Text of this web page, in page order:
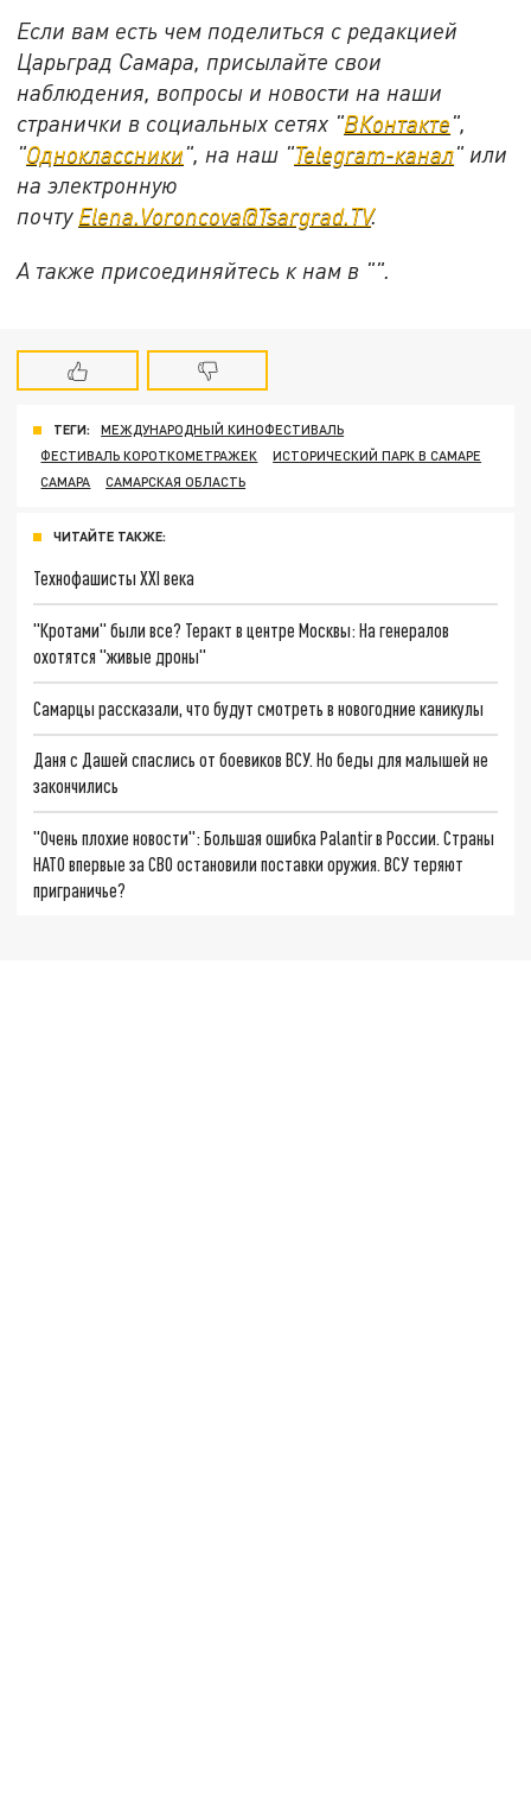
Если вам есть чем поделиться с редакцией
Царьград Самара, присылайте свои
наблюдения, вопросы и новости на наши
странички в социальных сетях "ВКонтакте",
"Одноклассники", на наш "Telegram-канал" или
на электронную
почту Elena.Voroncova@Tsargrad.TV.
А также присоединяйтесь к нам в "".
ТЕГИ:
МЕЖДУНАРОДНЫЙ КИНОФЕСТИВАЛЬ
ФЕСТИВАЛЬ КОРОТКОМЕТРАЖЕК
ИСТОРИЧЕСКИЙ ПАРК В САМАРЕ
САМАРА
САМАРСКАЯ ОБЛАСТЬ
ЧИТАЙТЕ ТАКЖЕ:
Технофашисты XXI века
"Кротами" были все? Теракт в центре Москвы: На генералов
охотятся "живые дроны"
Самарцы рассказали, что будут смотреть в новогодние каникулы
Даня с Дашей спаслись от боевиков ВСУ. Но беды для малышей не
закончились
"Очень плохие новости": Большая ошибка Palantir в России. Страны
НАТО впервые за СВО остановили поставки оружия. ВСУ теряют
приграничье?